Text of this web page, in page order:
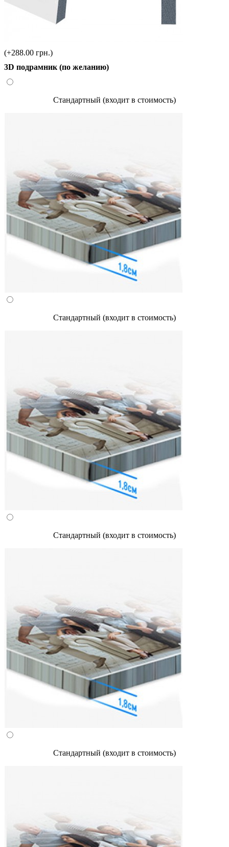
(+288.00 грн.)
3D подрамник (по желанию)
Стандартный (входит в стоимость)
Стандартный (входит в стоимость)
Стандартный (входит в стоимость)
Стандартный (входит в стоимость)